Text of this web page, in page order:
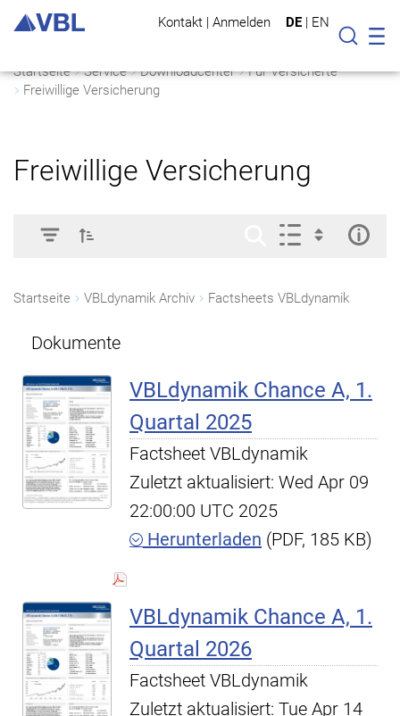
Kontakt | Anmelden DE | EN
Suche
Startseite Service Downloadcenter
Für Versicherte
Freiwillige Versicherung
Freiwillige Versicherung
Startseite VBLdynamik Archiv Factsheets VBLdynamik
Dokumente
VBLdynamik Chance A, 1.
Quartal 2025
Factsheet VBLdynamik
Zuletzt aktualisiert: Wed Apr 09
22:00:00 UTC 2025
Herunterladen (PDF, 185 KB)
VBLdynamik Chance A, 1.
Quartal 2026
Factsheet VBLdynamik
Zuletzt aktualisiert: Tue Apr 14